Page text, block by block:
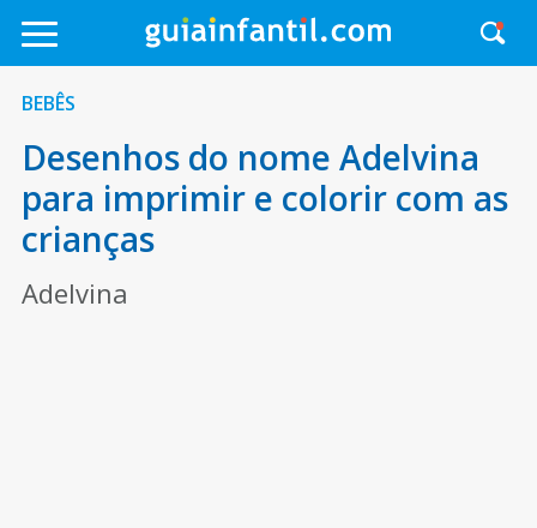
BEBÊS
Desenhos do nome Adelvina
para imprimir e colorir com as
crianças
Adelvina